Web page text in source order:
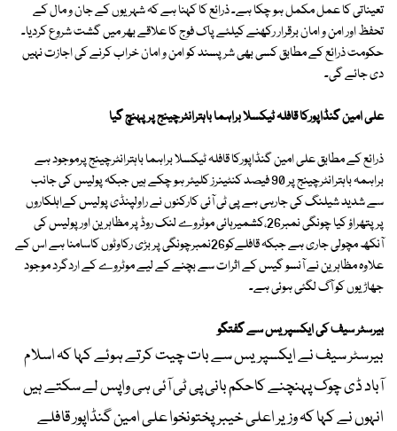
تعیناتی کا عمل مکمل ہو چکا ہے۔ ذرائع کا کہنا ہے کہ شہریوں کے جان و مال کے
تحفظ اور امن و امان برقرار رکھنے کیلئے پاک فوج کا علاقے بھر میں گشت شروع کردیا۔
حکومت ذرائع کے مطابق کسی بھی شرپسند کو امن و امان خراب کرنے کی اجازت نہیں
دی جائے گی۔
علی امین گنڈاپورکا قافلہ ٹیکسلا براہما باہترانٹرچینج پرپہنچ گیا
ذرائع کے مطابق علی امین گنڈاپورکا قافلہ ٹیکسلا براہما باہترانٹرچینج پرموجود ہے
براہمہ باہترانٹرچینج پر 90 فیصد کنٹینرز کلیئر ہو چکے ہیں جبکہ پولیس کی جانب
سے شدید شیلنگ کی جارہی ہے پی ٹی آئی کارکنوں نے راولپنڈی پولیس کےاہلکاروں
پرپتھراؤ کیا چونگی نمبر26،کشمیرہائی موٹروے لنک روڈ پر مظاہرین اور پولیس کی
آنکھ مچولی جاری ہے جبکہ قافلےکو26نمبرچونگی پر بڑی رکاوٹوں کاسامنا ہے اس کے
علاوہ مظاہرین نے آنسو گیس کے اثرات سے بچنے کے لیے موٹروے کے اردگرد موجود
جھاڑیوں کو آگ لگئی ہوئی ہے۔
بیرسٹر سیف کی ایکسپریس سے گفتگو
بیرسٹر سیف نے ایکسپریس سے بات چیت کرتے ہوئے کہا کہ اسلام
آباد ڈی چوک پہنچنے کاحکم بانی پی ٹی آئی ہی واپس لے سکتے ہیں
انہوں نے کہا کہ وزیر اعلی خیبرپختونخوا علی امین گنڈاپور قافلے